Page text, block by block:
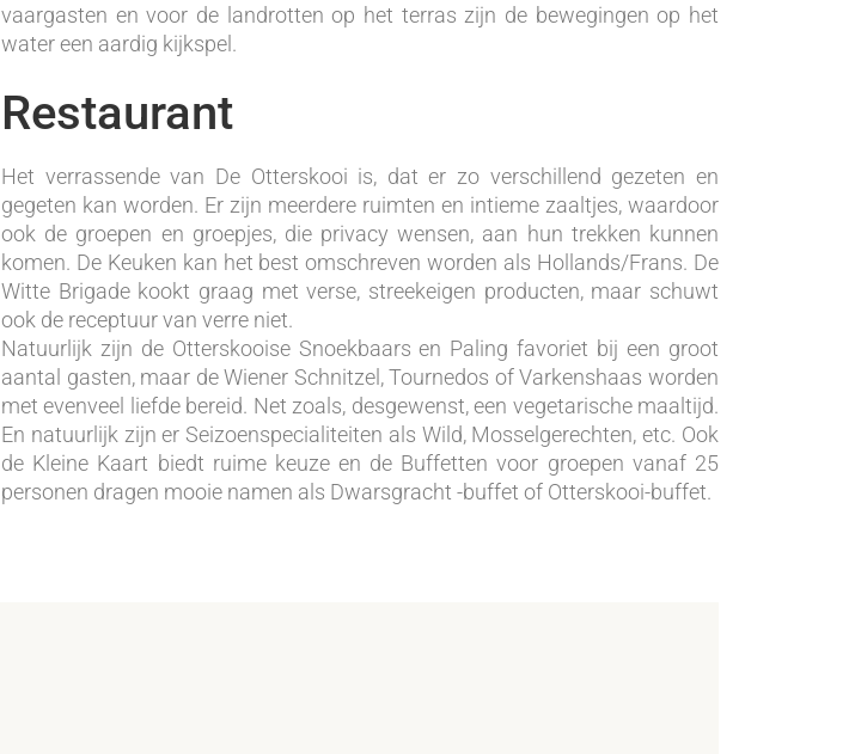
vaargasten en voor de landrotten op het terras zijn de bewegingen op het
water een aardig kijkspel.
Restaurant
Het verrassende van De Otterskooi is, dat er zo verschillend gezeten en
gegeten kan worden. Er zijn meerdere ruimten en intieme zaaltjes, waardoor
ook de groepen en groepjes, die privacy wensen, aan hun trekken kunnen
komen. De Keuken kan het best omschreven worden als Hollands/Frans. De
Witte Brigade kookt graag met verse, streekeigen producten, maar schuwt
ook de receptuur van verre niet.
Natuurlijk zijn de Otterskooise Snoekbaars en Paling favoriet bij een groot
aantal gasten, maar de Wiener Schnitzel, Tournedos of Varkenshaas worden
met evenveel liefde bereid. Net zoals, desgewenst, een vegetarische maaltijd.
En natuurlijk zijn er Seizoenspecialiteiten als Wild, Mosselgerechten, etc. Ook
de Kleine Kaart biedt ruime keuze en de Buffetten voor groepen vanaf 25
personen dragen mooie namen als Dwarsgracht -buffet of Otterskooi-buffet.